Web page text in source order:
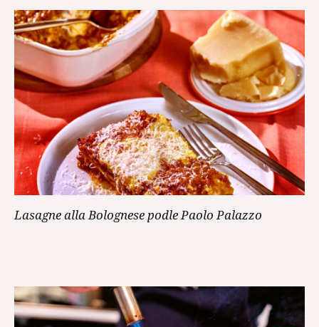
Lasagne alla Bolognese podle Paolo Palazzo